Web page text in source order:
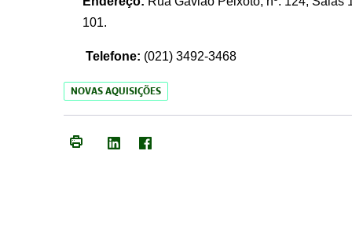
101.
Telefone: (021) 3492-3468
NOVAS AQUISIÇÕES